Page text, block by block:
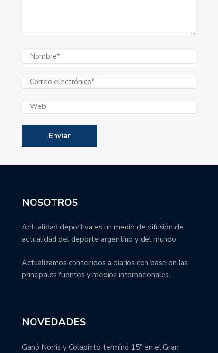
NOSOTROS
Actualidad deportiva es un medio de difusión de
actualidad del deporte argentino y del mundo
Actualizamos contenidos a diarios con base en las
principales fuentes y medios internacionales.
NOVEDADES
Ganó Norris y Colapinto terminó 15° en el Gran